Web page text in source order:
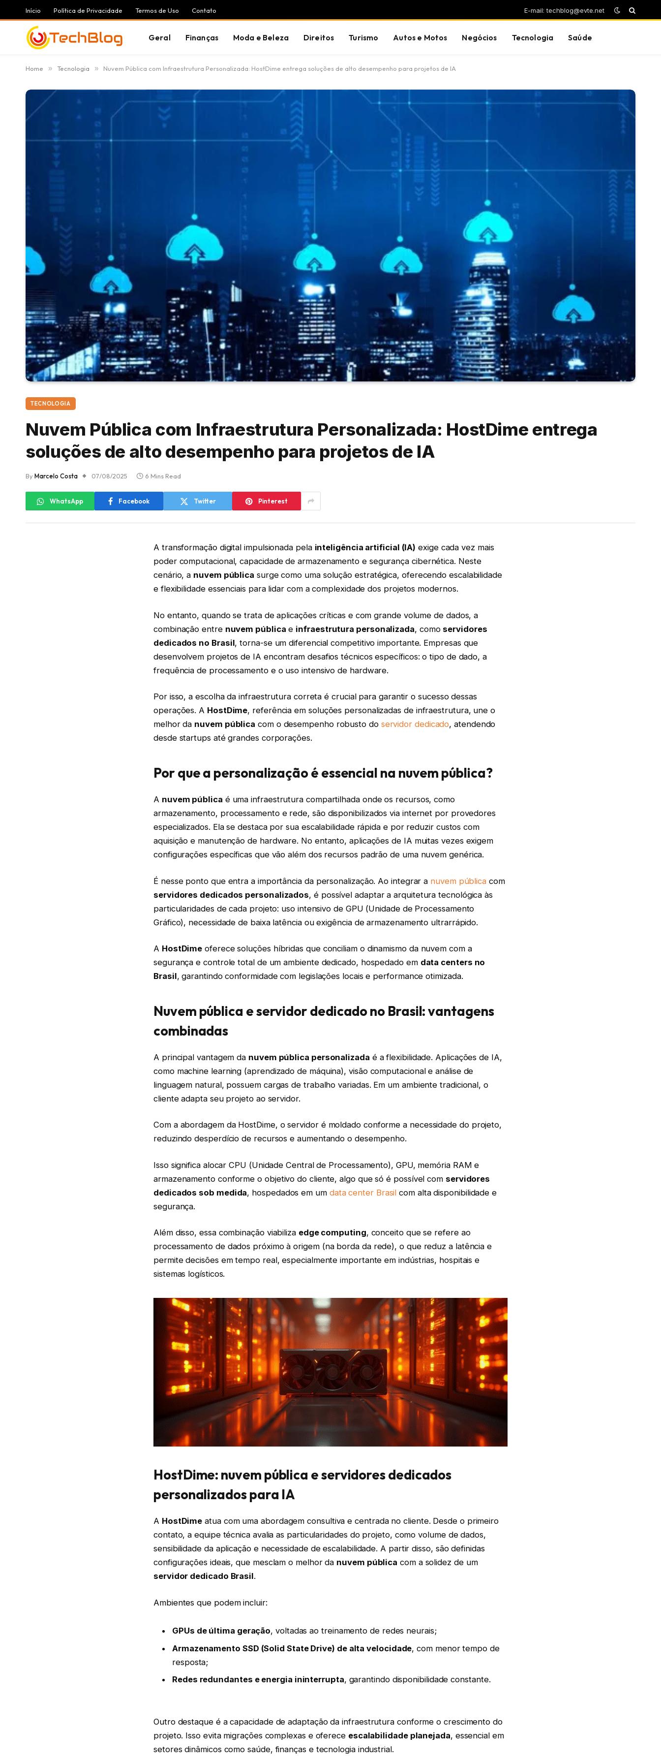
Início Política de Privacidade Termos de Uso Contato E-mail: techblog@evte.net
Geral Finanças Moda e Beleza Direitos Turismo Autos e Motos Negócios Tecnologia Saúde
Home » Tecnologia » Nuvem Pública com Infraestrutura Personalizada: HostDime entrega soluções de alto desempenho para projetos de IA
TECNOLOGIA
Nuvem Pública com Infraestrutura Personalizada: HostDime entrega
soluções de alto desempenho para projetos de IA
ByMarcelo Costa 07/08/2025 6 Mins Read
WhatsApp Facebook Twitter Pinterest
A transformação digital impulsionada pela inteligência artificial (IA) exige cada vez mais
poder computacional, capacidade de armazenamento e segurança cibernética. Neste
cenário, a nuvem pública surge como uma solução estratégica, oferecendo escalabilidade
e flexibilidade essenciais para lidar com a complexidade dos projetos modernos.
No entanto, quando se trata de aplicações críticas e com grande volume de dados, a
combinação entre nuvem pública e infraestrutura personalizada, como servidores
dedicados no Brasil, torna-se um diferencial competitivo importante. Empresas que
desenvolvem projetos de IA encontram desafios técnicos específicos: o tipo de dado, a
frequência de processamento e o uso intensivo de hardware.
Por isso, a escolha da infraestrutura correta é crucial para garantir o sucesso dessas
operações. A HostDime, referência em soluções personalizadas de infraestrutura, une o
melhor da nuvem pública com o desempenho robusto do servidor dedicado, atendendo
desde startups até grandes corporações.
Por que a personalização é essencial na nuvem pública?
A nuvem pública é uma infraestrutura compartilhada onde os recursos, como
armazenamento, processamento e rede, são disponibilizados via internet por provedores
especializados. Ela se destaca por sua escalabilidade rápida e por reduzir custos com
aquisição e manutenção de hardware. No entanto, aplicações de IA muitas vezes exigem
configurações específicas que vão além dos recursos padrão de uma nuvem genérica.
É nesse ponto que entra a importância da personalização. Ao integrar a nuvem pública com
servidores dedicados personalizados, é possível adaptar a arquitetura tecnológica às
particularidades de cada projeto: uso intensivo de GPU (Unidade de Processamento
Gráfico), necessidade de baixa latência ou exigência de armazenamento ultrarrápido.
A HostDime oferece soluções híbridas que conciliam o dinamismo da nuvem com a
segurança e controle total de um ambiente dedicado, hospedado em data centers no
Brasil, garantindo conformidade com legislações locais e performance otimizada.
Nuvem pública e servidor dedicado no Brasil: vantagens
combinadas
A principal vantagem da nuvem pública personalizada é a flexibilidade. Aplicações de IA,
como machine learning (aprendizado de máquina), visão computacional e análise de
linguagem natural, possuem cargas de trabalho variadas. Em um ambiente tradicional, o
cliente adapta seu projeto ao servidor.
Com a abordagem da HostDime, o servidor é moldado conforme a necessidade do projeto,
reduzindo desperdício de recursos e aumentando o desempenho.
Isso significa alocar CPU (Unidade Central de Processamento), GPU, memória RAM e
armazenamento conforme o objetivo do cliente, algo que só é possível com servidores
dedicados sob medida, hospedados em um data center Brasil com alta disponibilidade e
segurança.
Além disso, essa combinação viabiliza edge computing, conceito que se refere ao
processamento de dados próximo à origem (na borda da rede), o que reduz a latência e
permite decisões em tempo real, especialmente importante em indústrias, hospitais e
sistemas logísticos.
HostDime: nuvem pública e servidores dedicados
personalizados para IA
A HostDime atua com uma abordagem consultiva e centrada no cliente. Desde o primeiro
contato, a equipe técnica avalia as particularidades do projeto, como volume de dados,
sensibilidade da aplicação e necessidade de escalabilidade. A partir disso, são definidas
configurações ideais, que mesclam o melhor da nuvem pública com a solidez de um
servidor dedicado Brasil.
Ambientes que podem incluir:
GPUs de última geração, voltadas ao treinamento de redes neurais;
Armazenamento SSD (Solid State Drive) de alta velocidade, com menor tempo de
resposta;
Redes redundantes e energia ininterrupta, garantindo disponibilidade constante.
Outro destaque é a capacidade de adaptação da infraestrutura conforme o crescimento do
projeto. Isso evita migrações complexas e oferece escalabilidade planejada, essencial em
setores dinâmicos como saúde, finanças e tecnologia industrial.